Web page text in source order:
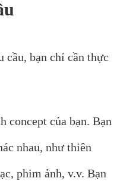
cầu, bạn chỉ cần thực
concept của bạn. Bạn
nhau, như thiên
phim ảnh, v.v. Bạn